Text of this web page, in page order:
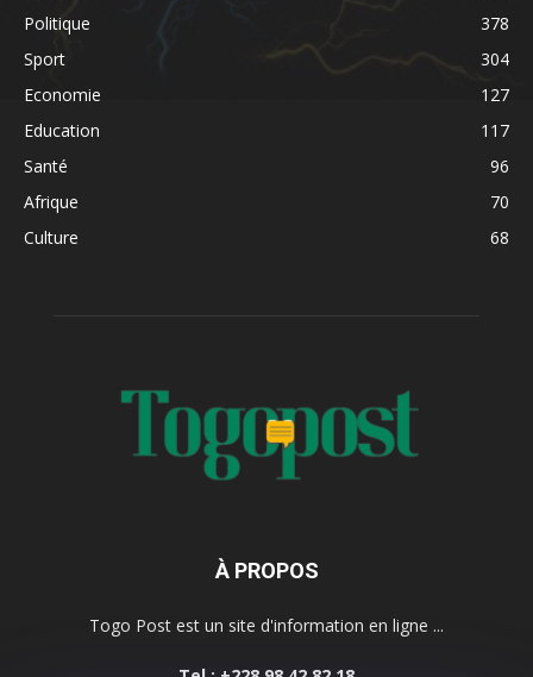
Politique
378
Sport
304
Economie
127
Education
117
Santé
96
Afrique
70
Culture
68
À PROPOS
Togo Post est un site d'information en ligne ...